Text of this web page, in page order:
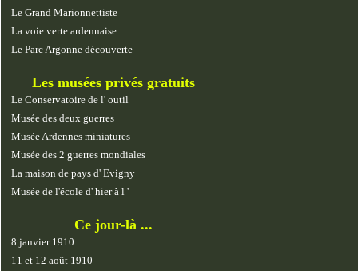
Le Grand Marionnettiste
La voie verte ardennaise
Le Parc Argonne découverte
Les musées privés gratuits
Le Conservatoire de l' outil
Musée des deux guerres
Musée Ardennes miniatures
Musée des 2 guerres mondiales
La maison de pays d' Evigny
Musée de l'école d' hier à l '
Ce jour-là ...
8 janvier 1910
11 et 12 août 1910